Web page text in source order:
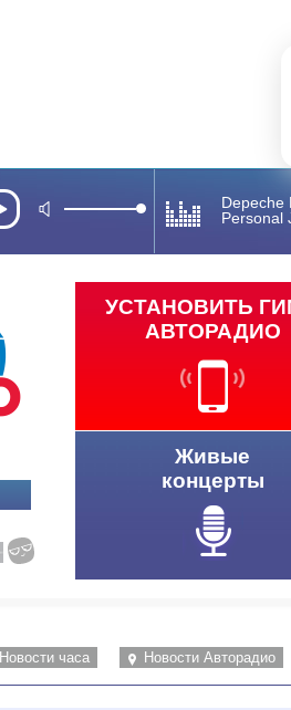
Depeche
Personal
УСТАНОВИТЬ
АВТОРАДИО
Живые
концерты
Новости часа Новости Авторадио